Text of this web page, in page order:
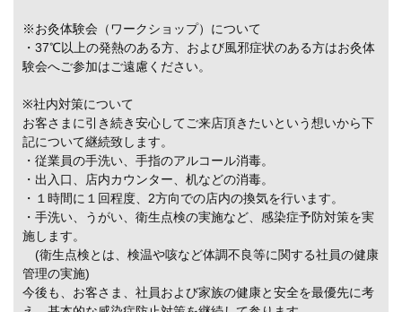
※お灸体験会（ワークショップ）について
・37℃以上の発熱のある方、および風邪症状のある方はお灸体
験会へご参加はご遠慮ください。
※社内対策について
お客さまに引き続き安心してご来店頂きたいという想いから下
記について継続致します。
・従業員の手洗い、手指のアルコール消毒。
・出入口、店内カウンター、机などの消毒。
・１時間に１回程度、2方向での店内の換気を行います。
・手洗い、うがい、衛生点検の実施など、感染症予防対策を実
施します。
(衛生点検とは、検温や咳など体調不良等に関する社員の健康
管理の実施)
今後も、お客さま、社員および家族の健康と安全を最優先に考